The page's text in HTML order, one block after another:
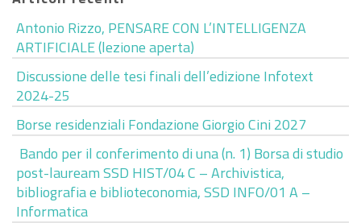
Antonio Rizzo, PENSARE CON L’INTELLIGENZA
ARTIFICIALE (lezione aperta)
Discussione delle tesi finali dell’edizione Infotext
2024-25
Borse residenziali Fondazione Giorgio Cini 2027
Bando per il conferimento di una (n. 1) Borsa di studio
post-lauream SSD HIST/04 C – Archivistica,
bibliografia e biblioteconomia, SSD INFO/01 A –
Informatica